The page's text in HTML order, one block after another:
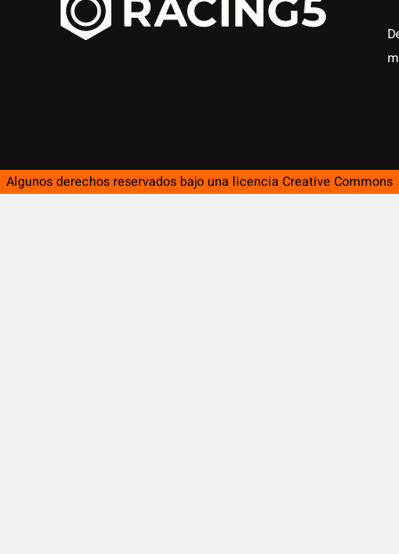
Algunos derechos reservados bajo una licencia Creative Commons